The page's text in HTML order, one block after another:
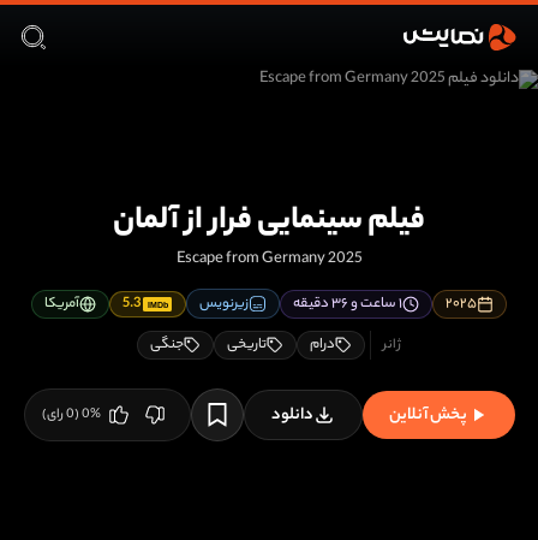
فیلم سینمایی فرار از آلمان
Escape from Germany 2025
۲۰۲۵ ۱ ساعت و ۳۶ دقیقه زیرنویس IMDb
5.3
آمریکا
درام
تاریخی جنگی
پخش آنلاین دانلود 0%
(
0رای)